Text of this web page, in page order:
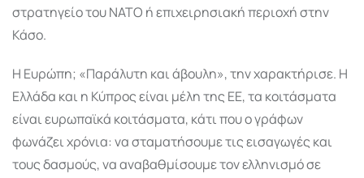
στρατηγείο του ΝΑΤΟ ή επιχειρησιακή περιοχή στην
Κάσο.
Η Ευρώπη; «Παράλυτη και άβουλη», την χαρακτήρισε. Η
Ελλάδα και η Κύπρος είναι μέλη της ΕΕ, τα κοιτάσματα
είναι ευρωπαϊκά κοιτάσματα, κάτι που ο γράφων
φωνάζει χρόνια: να σταματήσουμε τις εισαγωγές και
τους δασμούς, να αναβαθμίσουμε τον ελληνισμό σε